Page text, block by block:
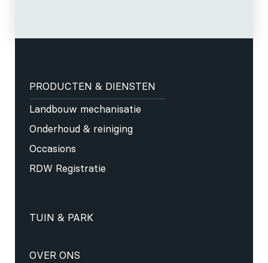
PRODUCTEN & DIENSTEN
Landbouw mechanisatie
Onderhoud & reiniging
Occasions
RDW Registratie
TUIN & PARK
OVER ONS